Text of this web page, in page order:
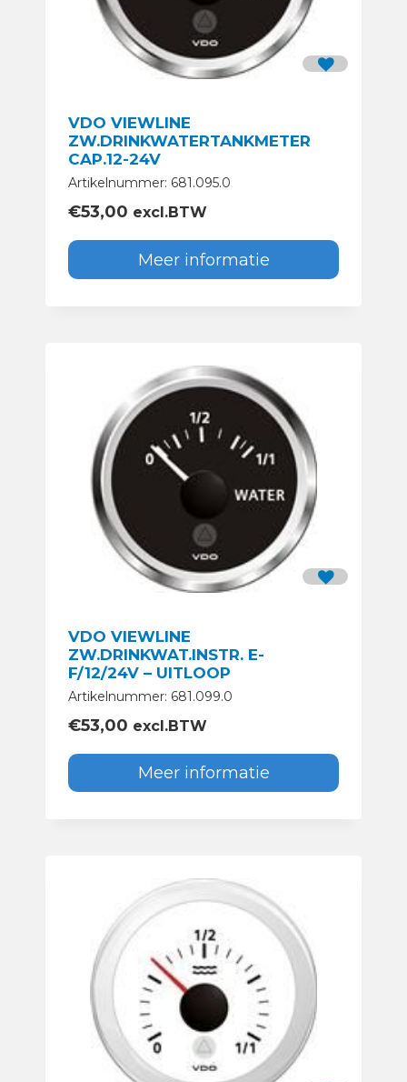
VDO VIEWLINE
ZW.DRINKWATERTANKMETER
CAP.12-24V
Artikelnummer: 681.095.0
€53,00 excl.BTW
Meer informatie
VDO VIEWLINE
ZW.DRINKWAT.INSTR. E-
F/12/24V – UITLOOP
Artikelnummer: 681.099.0
€53,00 excl.BTW
Meer informatie